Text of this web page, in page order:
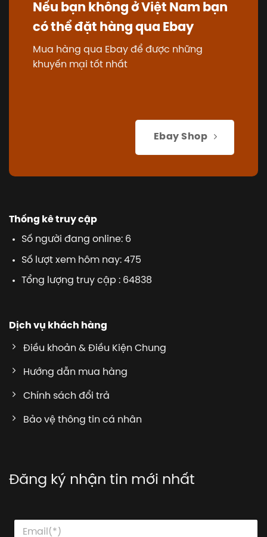
Nếu bạn không ở Việt Nam bạn
có thể đặt hàng qua Ebay
Mua hàng qua Ebay để được những
khuyến mại tốt nhất
Ebay Shop
Thống kê truy cập
Số người đang online: 6
Số lượt xem hôm nay: 475
Tổng lượng truy cập : 64838
Dịch vụ khách hàng
Điều khoản & Điều Kiện Chung
Hướng dẫn mua hàng
Chính sách đổi trả
Bảo vệ thông tin cá nhân
Đăng ký nhận tin mới nhất
E